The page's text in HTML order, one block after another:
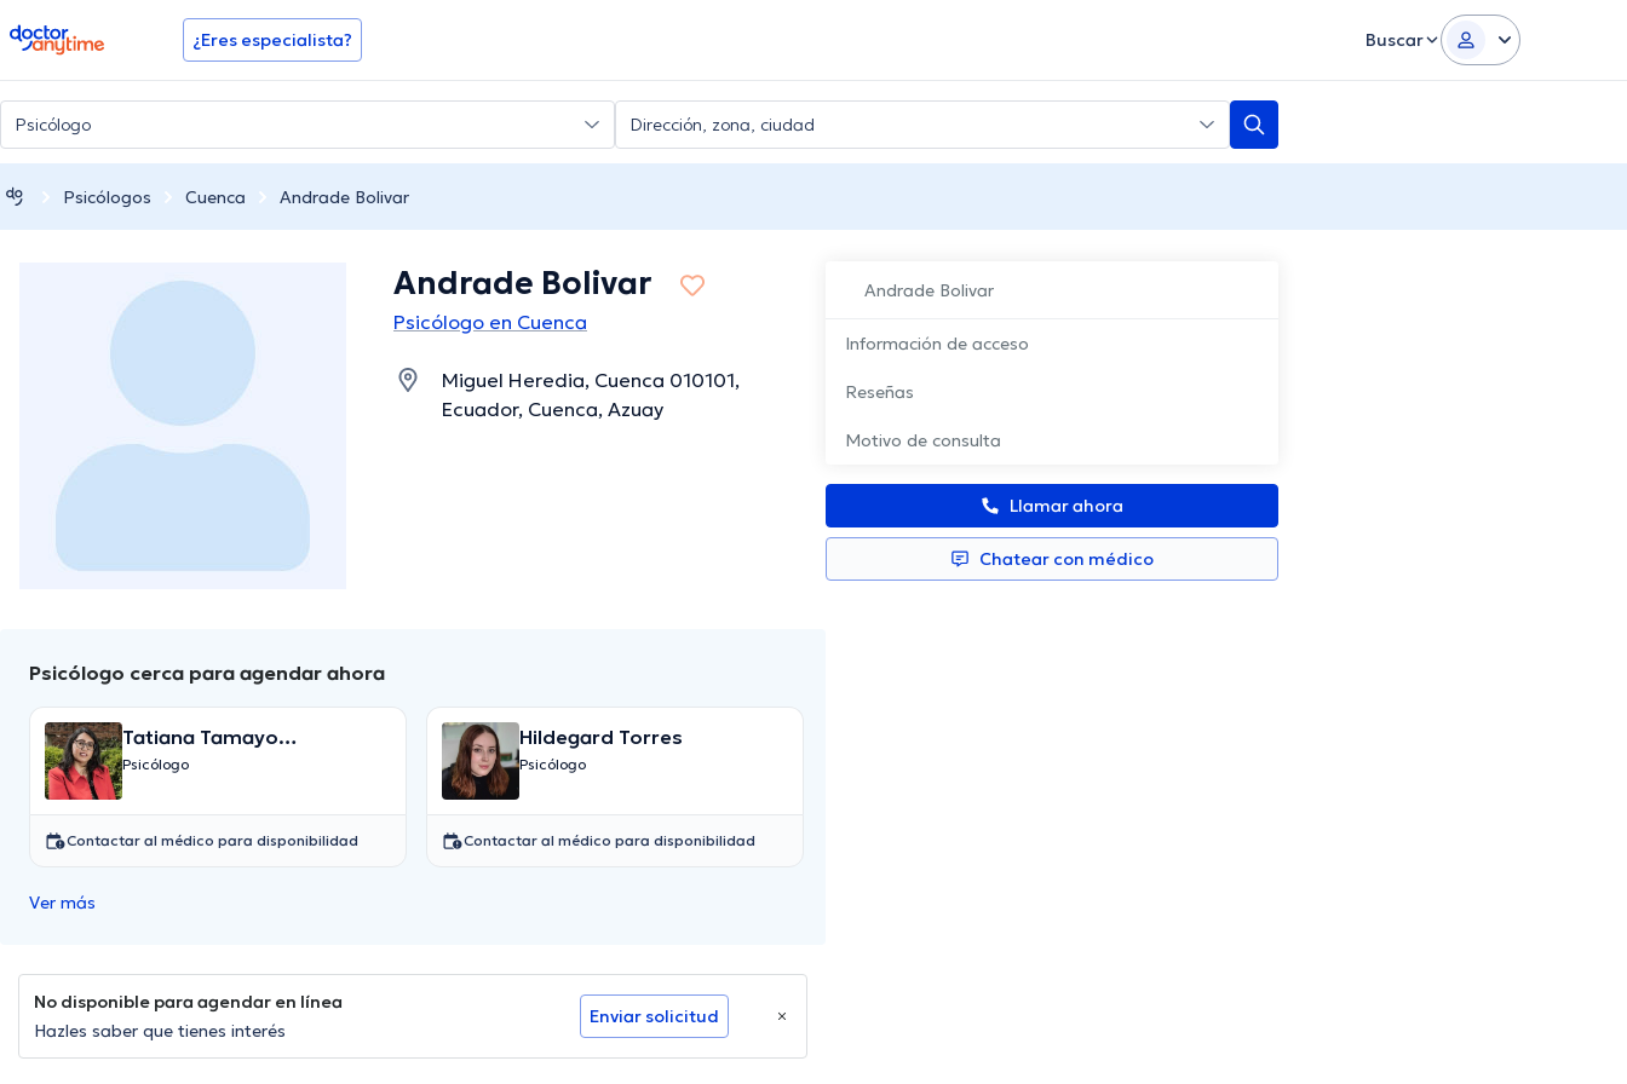
doctoranytime ¿Eres especialista? Buscar
Psicólogos Cuenca Andrade Bolivar
Andrade Bolivar
Información de acceso
Reseñas
Motivo de consulta
Llamar ahora
Chatear con médico
Andrade Bolivar
Psicólogo en Cuenca
Miguel Heredia, Cuenca 010101,
Ecuador, Cuenca, Azuay
Psicólogo cerca para agendar ahora
Tatiana Tamayo
Campoverde, Master
Psicólogo
Contactar al médico para disponibilidad
Hildegard Torres
Psicólogo
Contactar al médico para disponibilidad
Ver más
No disponible para agendar en línea
Hazles saber que tienes interés
Enviar solicitud